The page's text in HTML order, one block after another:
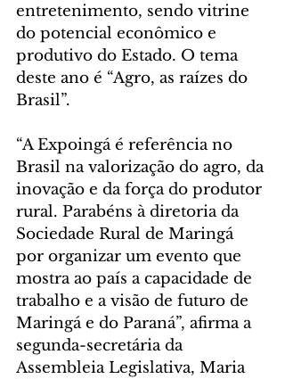
entretenimento, sendo vitrine
do potencial econômico e
produtivo do Estado. O tema
deste ano é “Agro, as raízes do
Brasil”.
“A Expoingá é referência no
Brasil na valorização do agro, da
inovação e da força do produtor
rural. Parabéns à diretoria da
Sociedade Rural de Maringá
por organizar um evento que
mostra ao país a capacidade de
trabalho e a visão de futuro de
Maringá e do Paraná”, afirma a
segunda-secretária da
Assembleia Legislativa, Maria